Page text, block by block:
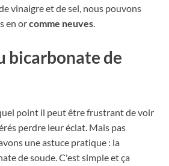
vinaigre et de sel, nous pouvons
en orcomme neuves.
bicarbonate de
point il peut être frustrant de voir
perdre leur éclat. Mais pas
une astuce pratique : la
de soude. C'est simple et ça